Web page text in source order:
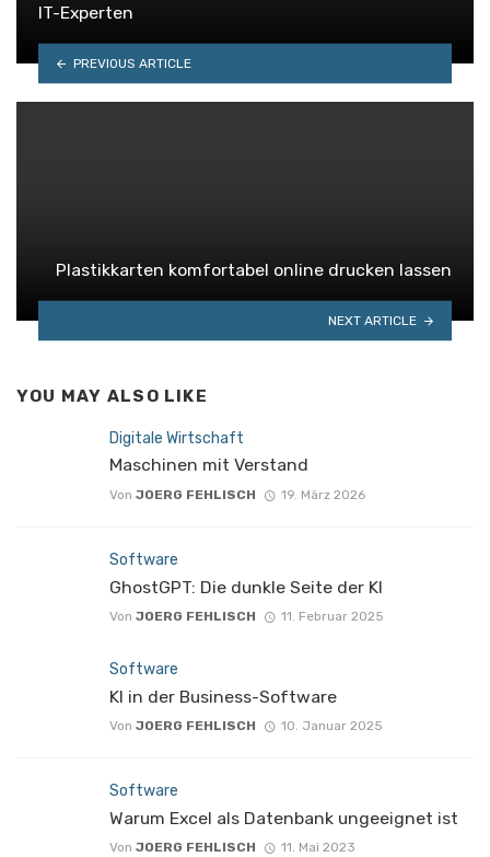
IT-Experten
PREVIOUS ARTICLE
Plastikkarten komfortabel online drucken lassen
NEXT ARTICLE
YOU MAY ALSO LIKE
Digitale Wirtschaft
Maschinen mit Verstand
Von JOERG FEHLISCH 19. März 2026
Software
GhostGPT: Die dunkle Seite der KI
Von JOERG FEHLISCH 11. Februar 2025
Software
KI in der Business-Software
Von JOERG FEHLISCH 10. Januar 2025
Software
Warum Excel als Datenbank ungeeignet ist
Von JOERG FEHLISCH 11. Mai 2023